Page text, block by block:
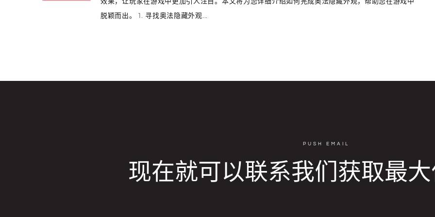
脱颖而出。 1. 寻找奥法隐藏外观...
PUSH EMAIL
现在就可以联系我们获取最